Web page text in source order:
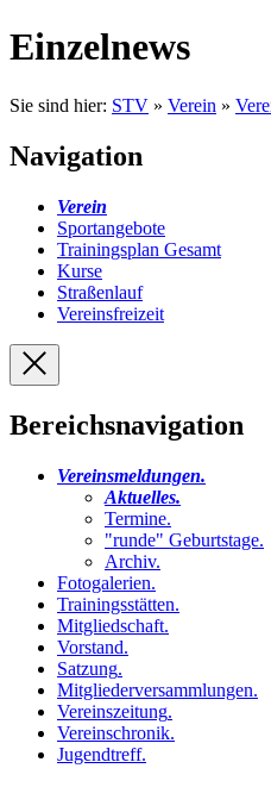
Einzelnews
Sie sind hier: STV » Verein »
Navigation
Verein
Sportangebote
Trainingsplan Gesamt
Kurse
Straßenlauf
Vereinsfreizeit
Bereichsnavigation
Vereinsmeldungen.
Aktuelles.
Termine.
"runde" Geburtstage.
Archiv.
Fotogalerien.
Trainingsstätten.
Mitgliedschaft.
Vorstand.
Satzung.
Mitgliederversammlungen.
Vereinszeitung.
Vereinschronik.
Jugendtreff.